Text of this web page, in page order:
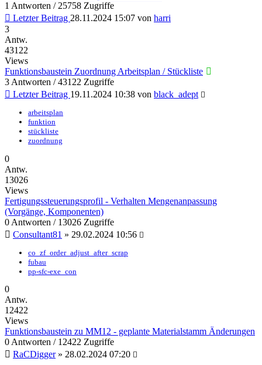
1 Antworten / 25758 Zugriffe
Letzter Beitrag 28.11.2024 15:07 von harri
3
Antw.
43122
Views
Funktionsbaustein Zuordnung Arbeitsplan / Stückliste
3 Antworten / 43122 Zugriffe
Letzter Beitrag 19.11.2024 10:38 von black_adept
arbeitsplan
funktion
stückliste
zuordnung
0
Antw.
13026
Views
Fertigungssteuerungsprofil - Verhalten Mengenanpassung
(Vorgänge, Komponenten)
0 Antworten / 13026 Zugriffe
Consultant81 » 29.02.2024 10:56
co_zf_order_adjust_after_scrap
fubau
pp-sfc-exe_con
0
Antw.
12422
Views
Funktionsbaustein zu MM12 - geplante Materialstamm Änderungen
0 Antworten / 12422 Zugriffe
RaCDigger» 28.02.2024 07:20